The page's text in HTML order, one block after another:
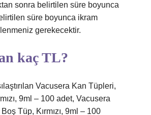
sonra belirtilen süre boyunca
süre boyunca ikram
gerekecektir.
kaç TL?
Vacusera Kan Tüpleri,
9ml – 100 adet, Vacusera
Tüp, Kırmızı, 9ml – 100